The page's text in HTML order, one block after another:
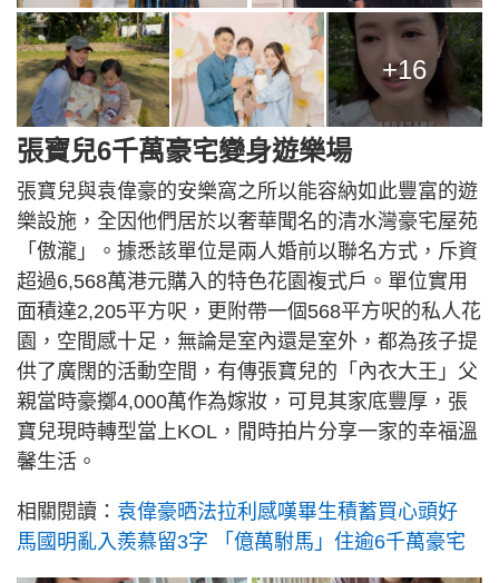
+16
張寶兒6千萬豪宅變身遊樂場
張寶兒與袁偉豪的安樂窩之所以能容納如此豐富的遊
樂設施，全因他們居於以奢華聞名的清水灣豪宅屋苑
「傲瀧」。據悉該單位是兩人婚前以聯名方式，斥資
超過6,568萬港元購入的特色花園複式戶。單位實用
面積達2,205平方呎，更附帶一個568平方呎的私人花
園，空間感十足，無論是室內還是室外，都為孩子提
供了廣闊的活動空間，有傳張寶兒的「內衣大王」父
親當時豪擲4,000萬作為嫁妝，可見其家底豐厚，張
寶兒現時轉型當上KOL，閒時拍片分享一家的幸福溫
馨生活。
相關閱讀： 袁偉豪晒法拉利感嘆畢生積蓄買心頭好
馬國明亂入羨慕留3字 「億萬駙馬」住逾6千萬豪宅